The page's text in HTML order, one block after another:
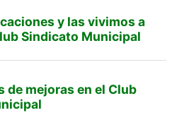
y las vivimos a
Sindicato Municipal
de mejoras en el Club